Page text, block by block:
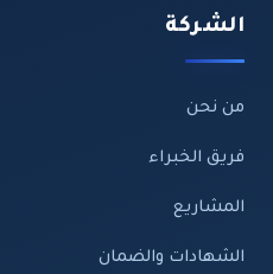
الشركة
من نحن
فريق الخبراء
المشاريع
الشهادات والضمان